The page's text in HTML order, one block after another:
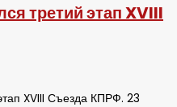
третий этап XVIII
XVIII Съезда КПРФ. 23